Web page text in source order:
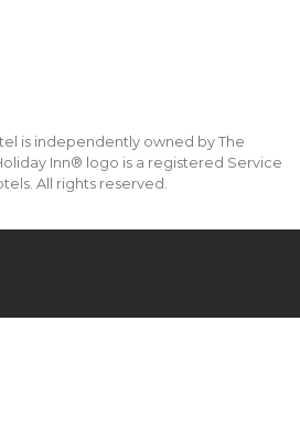
is independently owned by The
Inn® logo is a registered Service
All rights reserved.